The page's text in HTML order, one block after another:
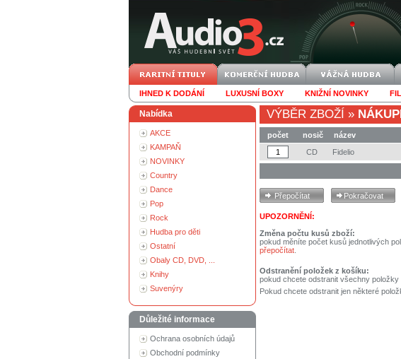
IHNED K DODÁNÍ LUXUSNÍ BOXY KNIŽNÍ NOVINKY
Nabídka
AKCE
KAMPAŇ
NOVINKY
Country
Dance
Pop
Rock
Hudba pro děti
Ostatní
Obaly CD, DVD, ...
Knihy
Suvenýry
Důležité informace
Ochrana osobních údajů
Obchodní podmínky
VÝBĚR ZBOŽÍ »
počet nosič název
CD
Fidelio
UPOZORNĚNÍ:
Změna počtu kusů zboží:
pokud měníte počet kusů jednotlivých
přepočítat
Odstranění položek z košíku:
pokud chcete odstranit všechny
Pokud chcete odstranit jen některé